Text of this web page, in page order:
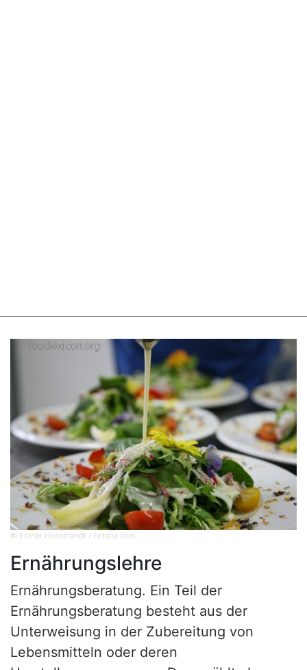
© Esther Hildebrandt / Fotolia.com
Ernährungslehre
Ernährungsberatung. Ein Teil der
Ernährungsberatung besteht aus der
Unterweisung in der Zubereitung von
Lebensmitteln oder deren